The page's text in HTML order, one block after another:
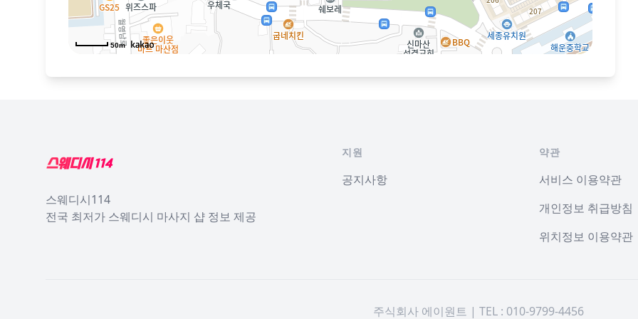
50m
스웨디시114
전국 최저가 스웨디시 마사지 샵 정보 제공
지원
공지사항
약관
서비스 이용약관
개인정보 취급방침
위치정보 이용약관
주식회사 에이원트 | TEL : 010-9799-4456